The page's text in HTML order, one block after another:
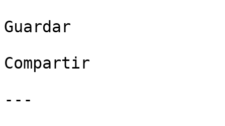
Guardar
Compartir
---